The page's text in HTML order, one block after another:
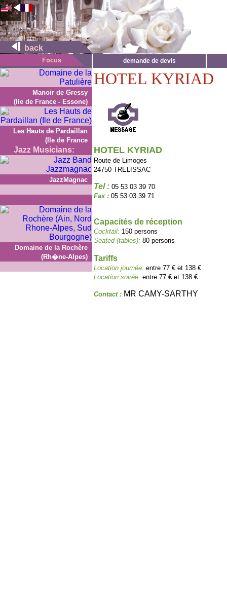
back
demande de devis
Manoir de Gressy
(Ile de France - Essone)
Les Hauts de Pardaillan
(Ile de France
Jazz Musicians:
JazzMagnac
Domaine de la Rochère
(Rh�ne-Alpes)
HOTEL KYRIAD
HOTEL KYRIAD
Route de Limoges
24750 TRELISSAC
Tel : 05 53 03 39 70
Fax : 05 53 03 39 71
Capacités de réception
Cocktail: 150 persons
Seated (tables): 80 persons
Tariffs
Location journée: entre 77 € et 138 €
Location soirée: entre 77 € et 138 €
Contact : MR CAMY-SARTHY